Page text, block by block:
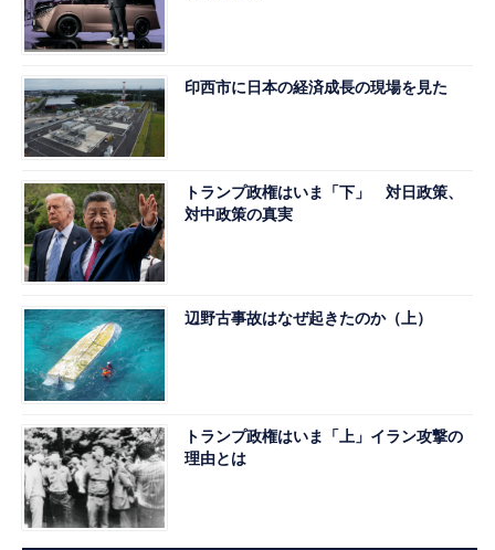
印西市に日本の経済成長の現場を見た
トランプ政権はいま「下」 対日政策、
対中政策の真実
辺野古事故はなぜ起きたのか（上）
トランプ政権はいま「上」イラン攻撃の
理由とは